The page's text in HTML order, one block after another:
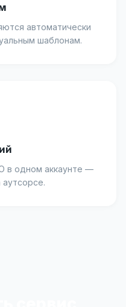
автоматически
шаблонам.
в одном аккаунте —